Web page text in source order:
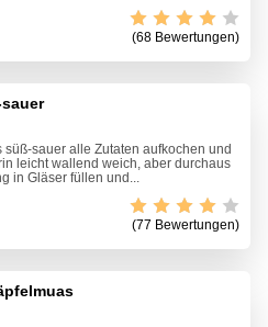
(68 Bewertungen)
süß-sauer alle Zutaten aufkochen und
leicht wallend weich, aber durchaus
in Gläser füllen und...
(77 Bewertungen)